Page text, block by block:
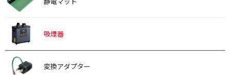
吸煙器
変換アダプター